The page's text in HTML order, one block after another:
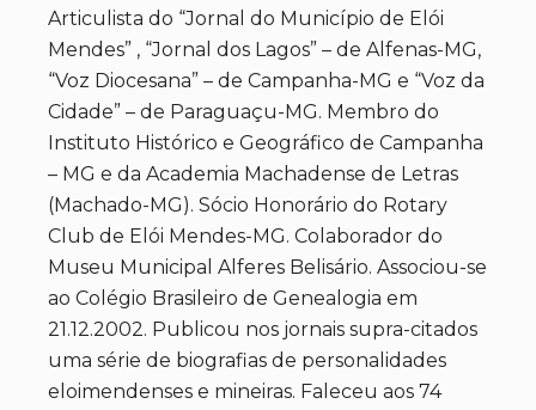
Articulista do “Jornal do Município de Elói
Mendes” , “Jornal dos Lagos” – de Alfenas-MG,
“Voz Diocesana” – de Campanha-MG e “Voz da
Cidade” – de Paraguaçu-MG. Membro do
Instituto Histórico e Geográfico de Campanha
– MG e da Academia Machadense de Letras
(Machado-MG). Sócio Honorário do Rotary
Club de Elói Mendes-MG. Colaborador do
Museu Municipal Alferes Belisário. Associou-se
ao Colégio Brasileiro de Genealogia em
21.12.2002. Publicou nos jornais supra-citados
uma série de biografias de personalidades
eloimendenses e mineiras. Faleceu aos 74